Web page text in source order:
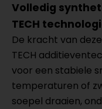
Volledig
TECH
De kracht van
TECH
voor een stabiele
temperaturen of
soepel draaien,